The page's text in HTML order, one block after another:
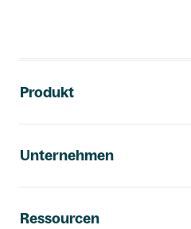
Produkt
Unternehmen
Ressourcen